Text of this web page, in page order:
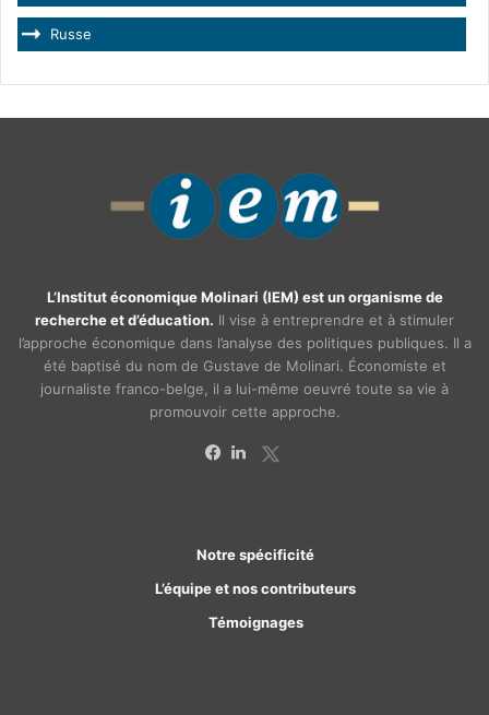
Russe
L’Institut économique Molinari (IEM) est un organisme de
recherche et d’éducation. Il vise à entreprendre et à stimuler
l’approche économique dans l’analyse des politiques publiques. Il a
été baptisé du nom de Gustave de Molinari. Économiste et
journaliste franco-belge, il a lui-même oeuvré toute sa vie à
promouvoir cette approche.
Notre spécificité
L’équipe et nos contributeurs
Témoignages